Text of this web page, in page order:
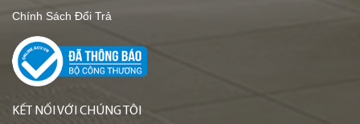
Chính Sách Đổi Trả
KẾT NỐI VỚI CHÚNG TÔI